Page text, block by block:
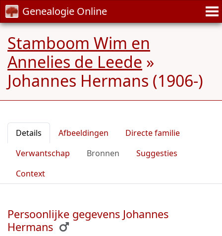
Genealogie Online
Stamboom Wim en
Annelies de Leede »
Johannes Hermans (1906-)
Details Afbeeldingen
Directe familie
Verwantschap
Bronnen
Suggesties
Context
Persoonlijke gegevens Johannes
Hermans